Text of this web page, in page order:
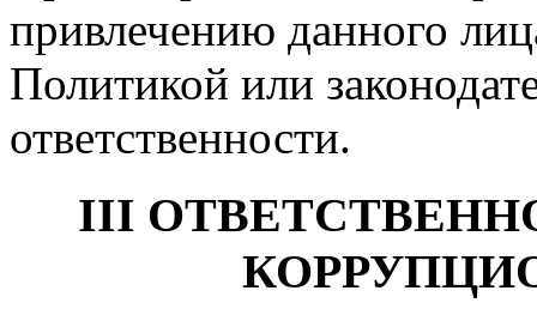
привлечению данного
Политикой или
ответственности.
III